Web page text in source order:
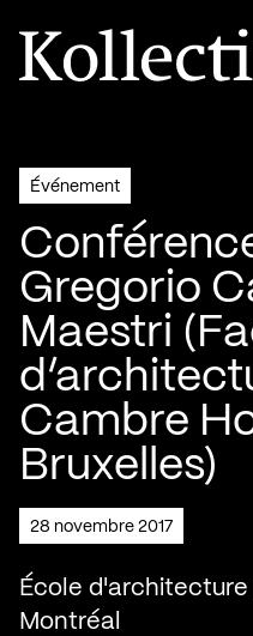
Aller à la page d'accueil
Logo Kollectif
Événement
Gregorio
Maestri
Cambre
Bruxelles)
28 novembre 2017
École d'architecture
Montréal